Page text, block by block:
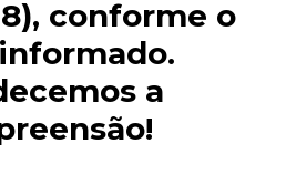
conforme o
a